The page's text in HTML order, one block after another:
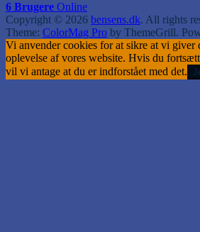
6 Brugere Online
Copyright © 2026 bensens.dk. All rights
Theme: ColorMag Pro by ThemeGrill.
Vi anvender cookies for at sikre at vi giver
oplevelse af vores website. Hvis du
vil vi antage at du er indforstået med det.